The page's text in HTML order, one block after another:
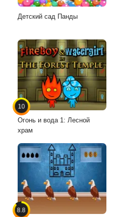
Детский сад Панды
10
Огонь и вода 1: Лесной
храм
8.8